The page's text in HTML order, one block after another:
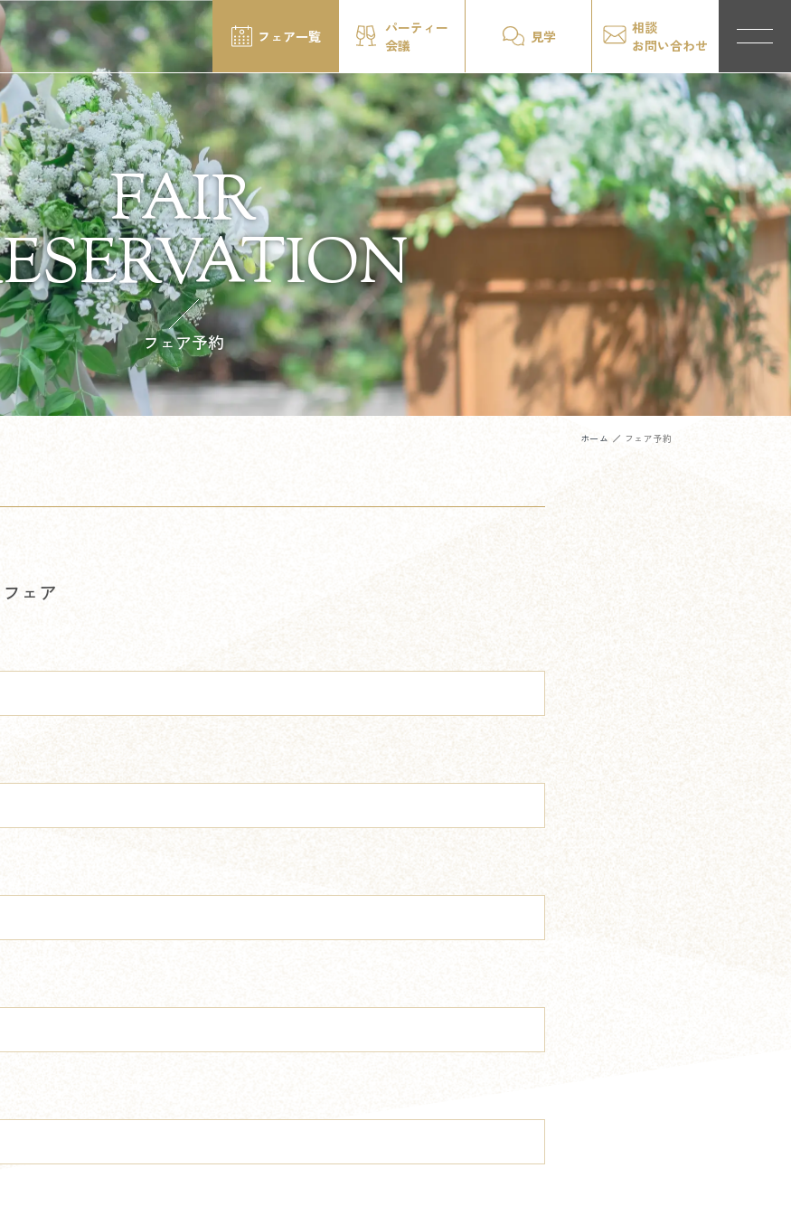
フェア一覧
パーティー
会議
見学
相談
お問い合わせ
FAIR
フェア予約
ホーム フェア予約
ェア